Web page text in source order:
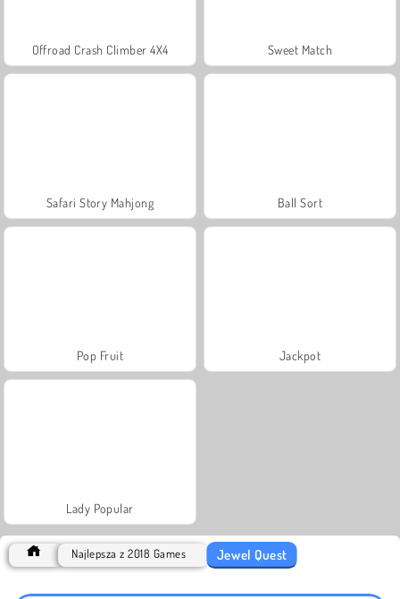
Offroad Crash Climber 4X4 Sweet Match
Safari Story Mahjong Ball Sort
Pop Fruit Jackpot
Lady Popular
Najlepsza z 2018 Games Jewel Quest